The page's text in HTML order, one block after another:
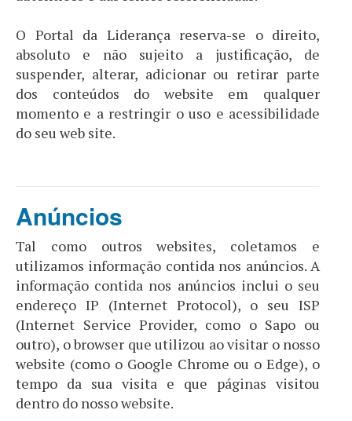
O Portal da Liderança reserva-se o direito,
absoluto e não sujeito a justificação, de
suspender, alterar, adicionar ou retirar parte
dos conteúdos do website em qualquer
momento e a restringir o uso e acessibilidade
do seu web site.
Anúncios
Tal como outros websites, coletamos e
utilizamos informação contida nos anúncios. A
informação contida nos anúncios inclui o seu
endereço IP (Internet Protocol), o seu ISP
(Internet Service Provider, como o Sapo ou
outro), o browser que utilizou ao visitar o nosso
website (como o Google Chrome ou o Edge), o
tempo da sua visita e que páginas visitou
dentro do nosso website.